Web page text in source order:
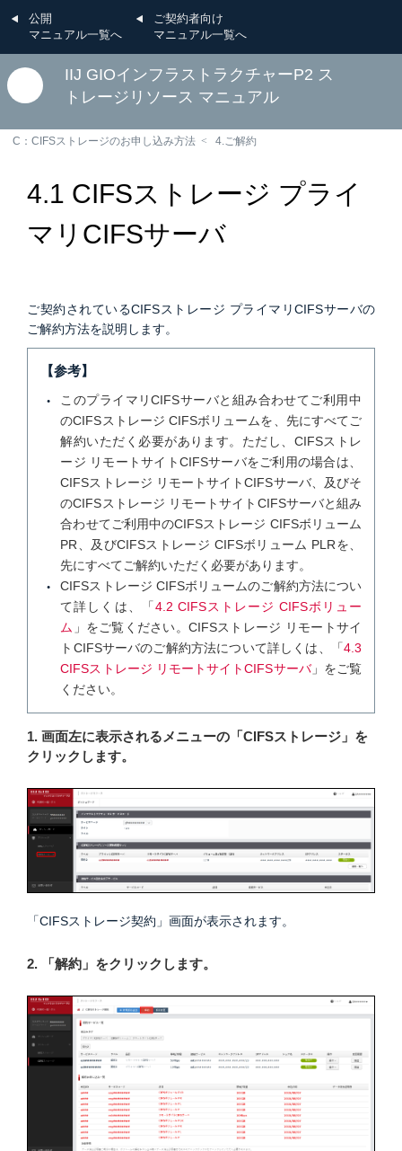
公開
マニュアル一覧へ
ご契約者向け
マニュアル一覧へ
IIJ GIOインフラストラクチャーP2 ス
トレージリソース マニュアル
C：CIFSストレージのお申し込み方法 4.ご解約
4.1 CIFSストレージ プライ
マリCIFSサーバ
ご契約されているCIFSストレージ プライマリCIFSサーバの
ご解約方法を説明します。
【参考】
このプライマリCIFSサーバと組み合わせてご利用中
のCIFSストレージ CIFSボリュームを、先にすべてご
解約いただく必要があります。ただし、CIFSストレ
ージ リモートサイトCIFSサーバをご利用の場合は、
CIFSストレージ リモートサイトCIFSサーバ、及びそ
のCIFSストレージ リモートサイトCIFSサーバと組み
合わせてご利用中のCIFSストレージ CIFSボリューム
PR、及びCIFSストレージ CIFSボリューム PLRを、
先にすべてご解約いただく必要があります。
CIFSストレージ CIFSボリュームのご解約方法につい
て詳しくは、「4.2 CIFSストレージ CIFSボリュー
ム 」をご覧ください。CIFSストレージ リモートサイ
トCIFSサーバのご解約方法について詳しくは、「4.3
CIFSストレージ リモートサイトCIFSサーバ」をご覧
ください。
1. 画面左に表示されるメニューの「CIFSストレージ」を
クリックします。
「CIFSストレージ契約」画面が表示されます。
2. 「解約」をクリックします。